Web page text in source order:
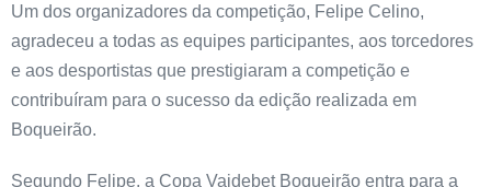
Um dos organizadores da competição, Felipe Celino,
agradeceu a todas as equipes participantes, aos torcedores
e aos desportistas que prestigiaram a competição e
contribuíram para o sucesso da edição realizada em
Boqueirão.
Segundo Felipe, a Copa Vaidebet Boqueirão entra para a